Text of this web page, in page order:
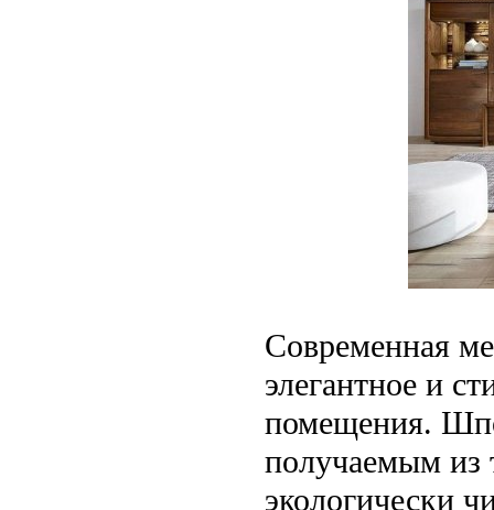
Современная
элегантное и
помещения.
получаемым из
экологически